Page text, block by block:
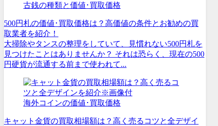
古銭の種類と価値･買取価格
500円札の価値･買取価格は？高価値の条件とお勧めの買
取業者を紹介！
大掃除やタンスの整理をしていて、見慣れない500円札を
見つけたことはありませんか？ それは恐らく、現在の500
円硬貨が流通する前まで使われて...
海外コインの価値･買取価格
キャット金貨の買取相場額は？高く売るコツと全デザイ